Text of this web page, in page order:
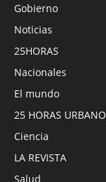
Gobierno
Noticias
25HORAS
Nacionales
El mundo
25 HORAS URBANO
Ciencia
LA REVISTA
Salud